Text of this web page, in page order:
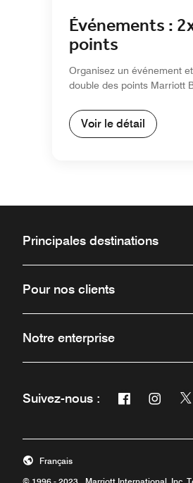
Événements :
points
Organisez un événement
double des points Marriott
Voir le détail
Principales destinations
Pour nos clients
Notre enterprise
Suivez-nous : Facebook
Ouvre une
Ouvre
Français